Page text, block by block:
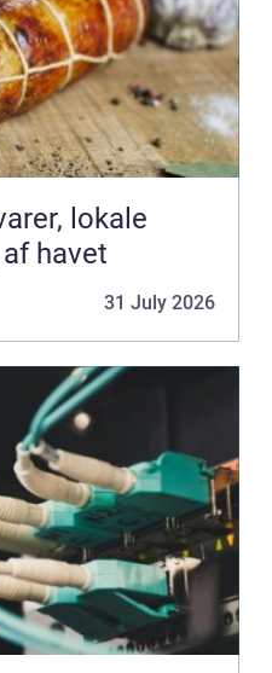
havet
31 July 2026